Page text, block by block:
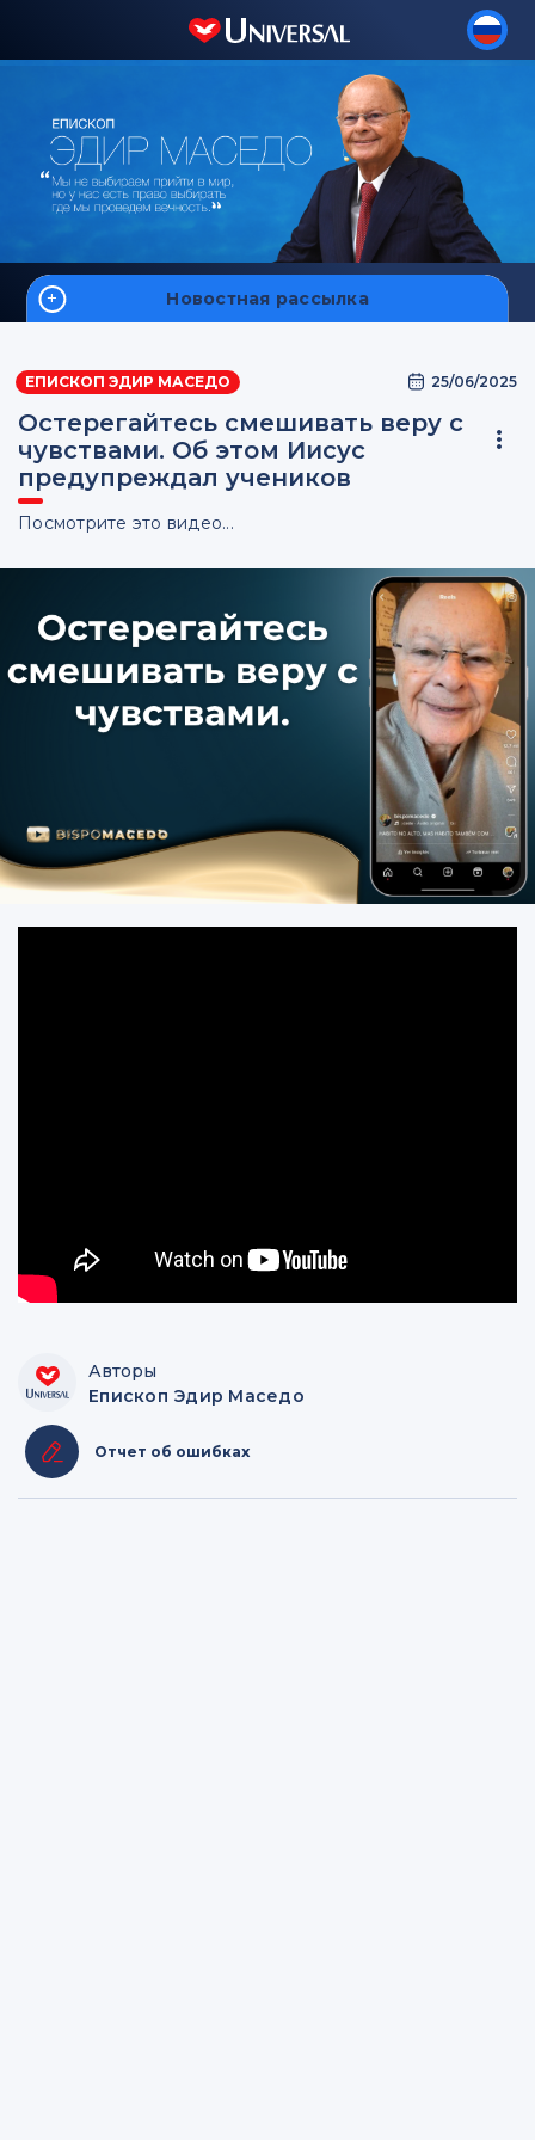
Новостная рассылка
Подписаться
ЕПИСКОП ЭДИР МАСЕДО
25/06/2025
Остерегайтесь смешивать веру с
чувствами. Об этом Иисус
предупреждал учеников
Посмотрите это видео...
Авторы
Епископ Эдир Маседо
Отчет об ошибках